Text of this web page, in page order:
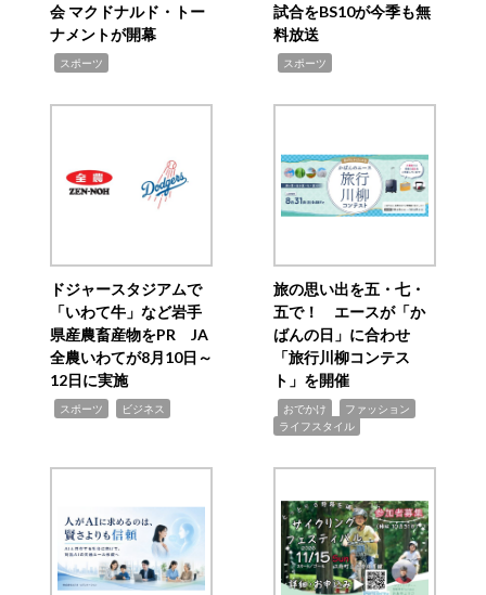
会 マクドナルド・トー
ナメントが開幕
スポーツ
試合をBS10が今季も無
料放送
スポーツ
ドジャースタジアムで
「いわて牛」など岩手
県産農畜産物をPR JA
全農いわてが8月10日～
12日に実施
スポーツ ビジネス
旅の思い出を五・七・
五で！ エースが「か
ばんの日」に合わせ
「旅行川柳コンテス
ト」を開催
おでかけ ファッション
ライフスタイル